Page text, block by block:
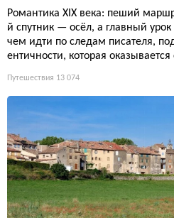
Романтика XIX века: пеший
й спутник — осёл, а главный
чем идти по следам писателя,
ентичности, которая
Путешествия 13 074